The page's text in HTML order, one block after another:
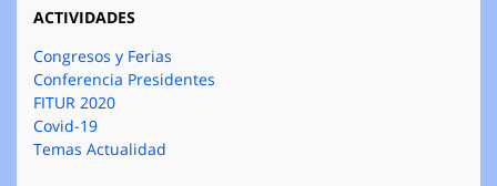
ACTIVIDADES
Congresos y Ferias
Conferencia Presidentes
FITUR 2020
Covid-19
Temas Actualidad